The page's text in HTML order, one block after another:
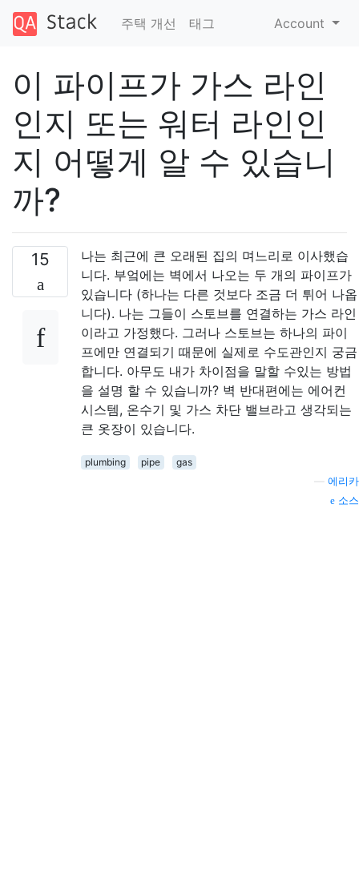
주택 개선 태그 Account
이 파이프가 가스 라인
인지 또는 워터 라인인
지 어떻게 알 수 있습니
까?
15
나는 최근에 큰 오래된 집의 며느리로 이사했습
니다. 부엌에는 벽에서 나오는 두 개의 파이프가
있습니다 (하나는 다른 것보다 조금 더 튀어 나옵
니다). 나는 그들이 스토브를 연결하는 가스 라인
이라고 가정했다. 그러나 스토브는 하나의 파이
프에만 연결되기 때문에 실제로 수도관인지 궁금
합니다. 아무도 내가 차이점을 말할 수있는 방법
을 설명 할 수 있습니까? 벽 반대편에는 에어컨
시스템, 온수기 및 가스 차단 밸브라고 생각되는
큰 옷장이 있습니다.
plumbing pipe
gas
에리카
소스